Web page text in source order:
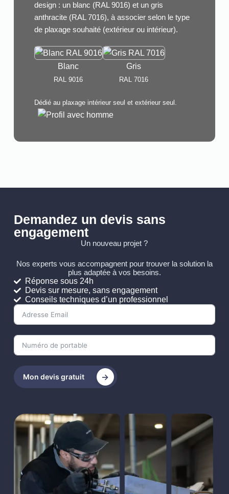
design : un blanc (RAL 9016) et un gris
anthracite (RAL 7016), à associer selon le type
de plaxage souhaité (extérieur ou intérieur).
Blanc
RAL 9016
Gris
RAL 7016
Dédié au plaxage intérieur seul et extérieur seul.
Demandez un devis sans
engagement
Un nouveau projet ?
Nos experts vous accompagnent pour trouver la solution la
plus adaptée à vos besoins.
Réponse sous 24h
Devis sur mesure, sans engagement
Conseils techniques d’un professionnel
Mon devis gratuit